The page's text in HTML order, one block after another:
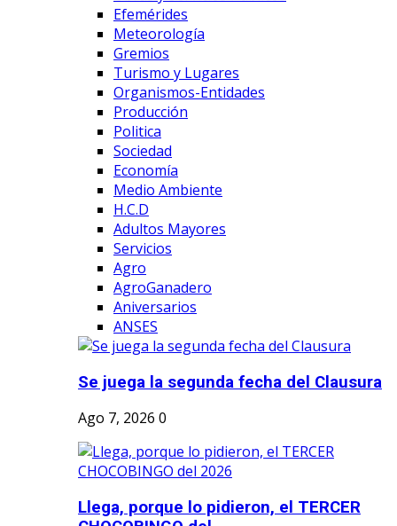
Efemérides
Meteorología
Gremios
Turismo y Lugares
Organismos-Entidades
Producción
Politica
Sociedad
Economía
Medio Ambiente
H.C.D
Adultos Mayores
Servicios
Agro
AgroGanadero
Aniversarios
ANSES
Se juega la segunda fecha del Clausura
Ago 7, 2026 0
Llega, porque lo pidieron, el TERCER